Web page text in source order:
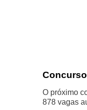
O próximo
878 vagas